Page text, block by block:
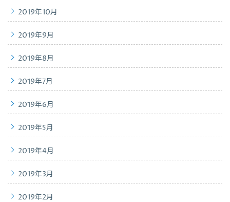
2019年10月
2019年9月
2019年8月
2019年7月
2019年6月
2019年5月
2019年4月
2019年3月
2019年2月